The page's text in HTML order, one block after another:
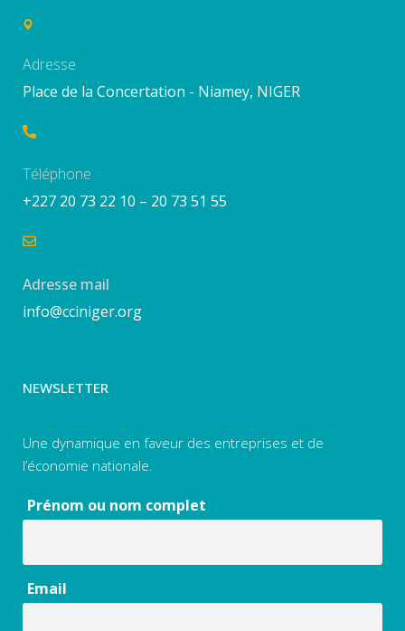
Adresse
Place de la Concertation - Niamey, NIGER
Téléphone
+227 20 73 22 10 – 20 73 51 55
Adresse mail
info@cciniger.org
NEWSLETTER
Une dynamique en faveur des entreprises et de
l’économie nationale.
Prénom ou nom complet
Email